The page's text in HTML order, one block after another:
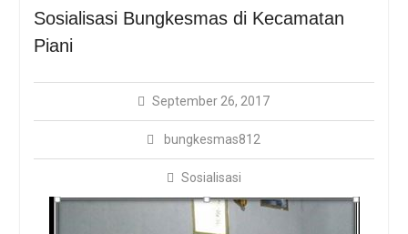
Sosialisasi Bungkemas
Dengan Protokol
JAKARTA UNTUK NEGERI
Sosialisasi Bungkesmas di Kecamatan
Piani
September 26, 2017
bungkesmas812
Sosialisasi